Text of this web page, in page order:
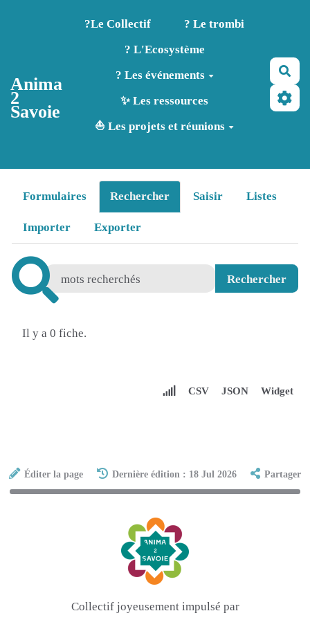
Aller au contenu principal
Anima
2
Savoie
?️Le Collectif
? Le trombi
? L'Ecosystème
? Les événements
✨ Les ressources
⛵ Les projets et réunions
Formulaires Rechercher Saisir Listes
Importer Exporter
Il y a 0 fiche.
CSV JSON Widget
Éditer la page Dernière édition : 18 Jul 2026 Partager
Collectif joyeusement impulsé par